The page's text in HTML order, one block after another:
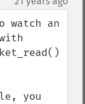
an
you